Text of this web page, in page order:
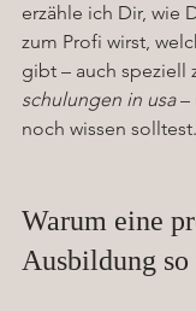
erzähle ich Dir, wie
zum Profi wirst,
gibt – auch speziell
schulungen in usa –
noch wissen
Warum eine
Ausbildung